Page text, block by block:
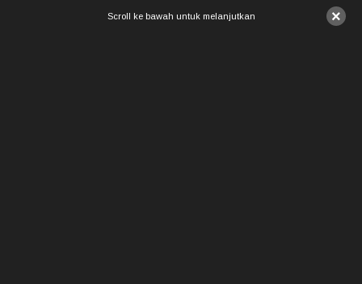
×
Scroll ke bawah untuk melanjutkan